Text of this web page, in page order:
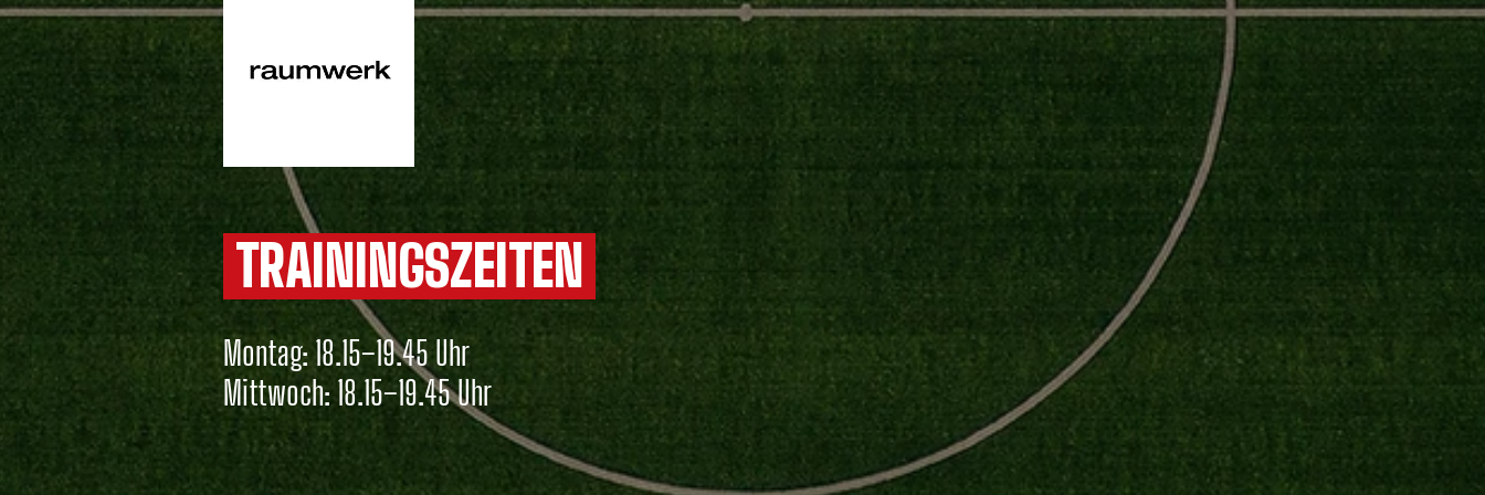
TRAININGSZEITEN
Montag: 18.15–19.45 Uhr
Mittwoch: 18.15–19.45 Uhr